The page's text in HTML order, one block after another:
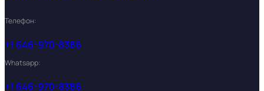
Телефон:
+1 646-970-8386
Whatsapp:
+1 646-970-8386